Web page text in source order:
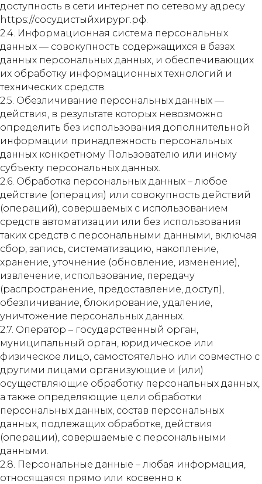
доступность в сети интернет по сетевому адресу
https://сосудистыйхирург.рф.
2.4. Информационная система персональных
данных — совокупность содержащихся в базах
данных персональных данных, и обеспечивающих
их обработку информационных технологий и
технических средств.
2.5. Обезличивание персональных данных —
действия, в результате которых невозможно
определить без использования дополнительной
информации принадлежность персональных
данных конкретному Пользователю или иному
субъекту персональных данных.
2.6. Обработка персональных данных – любое
действие (операция) или совокупность действий
(операций), совершаемых с использованием
средств автоматизации или без использования
таких средств с персональными данными, включая
сбор, запись, систематизацию, накопление,
хранение, уточнение (обновление, изменение),
извлечение, использование, передачу
(распространение, предоставление, доступ),
обезличивание, блокирование, удаление,
уничтожение персональных данных.
2.7. Оператор – государственный орган,
муниципальный орган, юридическое или
физическое лицо, самостоятельно или совместно с
другими лицами организующие и (или)
осуществляющие обработку персональных данных,
а также определяющие цели обработки
персональных данных, состав персональных
данных, подлежащих обработке, действия
(операции), совершаемые с персональными
данными.
2.8. Персональные данные – любая информация,
относящаяся прямо или косвенно к